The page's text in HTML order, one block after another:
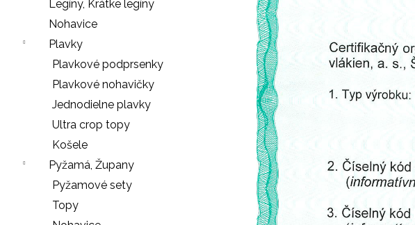
Legíny, Krátke legíny
Nohavice
Plavky
Plavkové podprsenky
Plavkové nohavičky
Jednodielne plavky
Ultra crop topy
Košele
Pyžamá, Župany
Pyžamové sety
Topy
á
HĽADAŤ